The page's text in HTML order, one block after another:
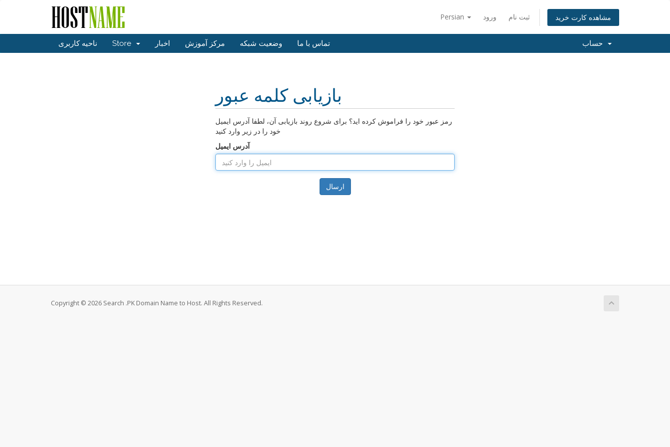
Persian ورود ثبت نام مشاهده کارت خرید
ناحیه کاربری Store اخبار مرکز آموزش وضعیت شبکه تماس با ما
بازیابی کلمه عبور
رمز عبور خود را فراموش کرده اید؟ برای شروع روند بازیابی آن، لطفا آدرس ایمیل
خود را در زیر وارد کنید
آدرس ایمیل
ارسال
Copyright © 2026 Search .PK Domain Name to Host. All Rights Reserved.